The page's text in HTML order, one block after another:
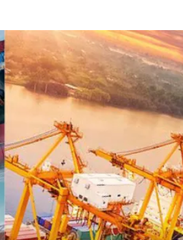
televizyon
Dernekler ve Birlikler
İnternet
Endüstriyel Ürünler